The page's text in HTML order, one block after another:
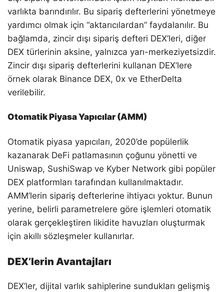
varlıkta barındırılır. Bu sipariş defterlerini yönetmeye
yardımcı olmak için “aktarıcılardan” faydalanılır. Bu
bağlamda, zincir dışı sipariş defteri DEX’leri, diğer
DEX türlerinin aksine, yalnızca yarı-merkeziyetsizdir.
Zincir dışı sipariş defterlerini kullanan DEX’lere
örnek olarak Binance DEX, 0x ve EtherDelta
verilebilir.
Otomatik Piyasa Yapıcılar (AMM)
Otomatik piyasa yapıcıları, 2020’de popülerlik
kazanarak DeFi patlamasının çoğunu yönetti ve
Uniswap, SushiSwap ve Kyber Network gibi popüler
DEX platformları tarafından kullanılmaktadır.
AMM’lerin sipariş defterlerine ihtiyacı yoktur. Bunun
yerine, belirli parametrelere göre işlemleri otomatik
olarak gerçekleştiren likidite havuzları oluşturmak
için akıllı sözleşmeler kullanırlar.
DEX’lerin Avantajları
DEX’ler, dijital varlık sahiplerine sundukları gelişmiş